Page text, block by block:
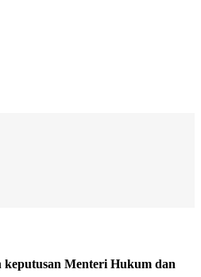
keputusan Menteri Hukum dan